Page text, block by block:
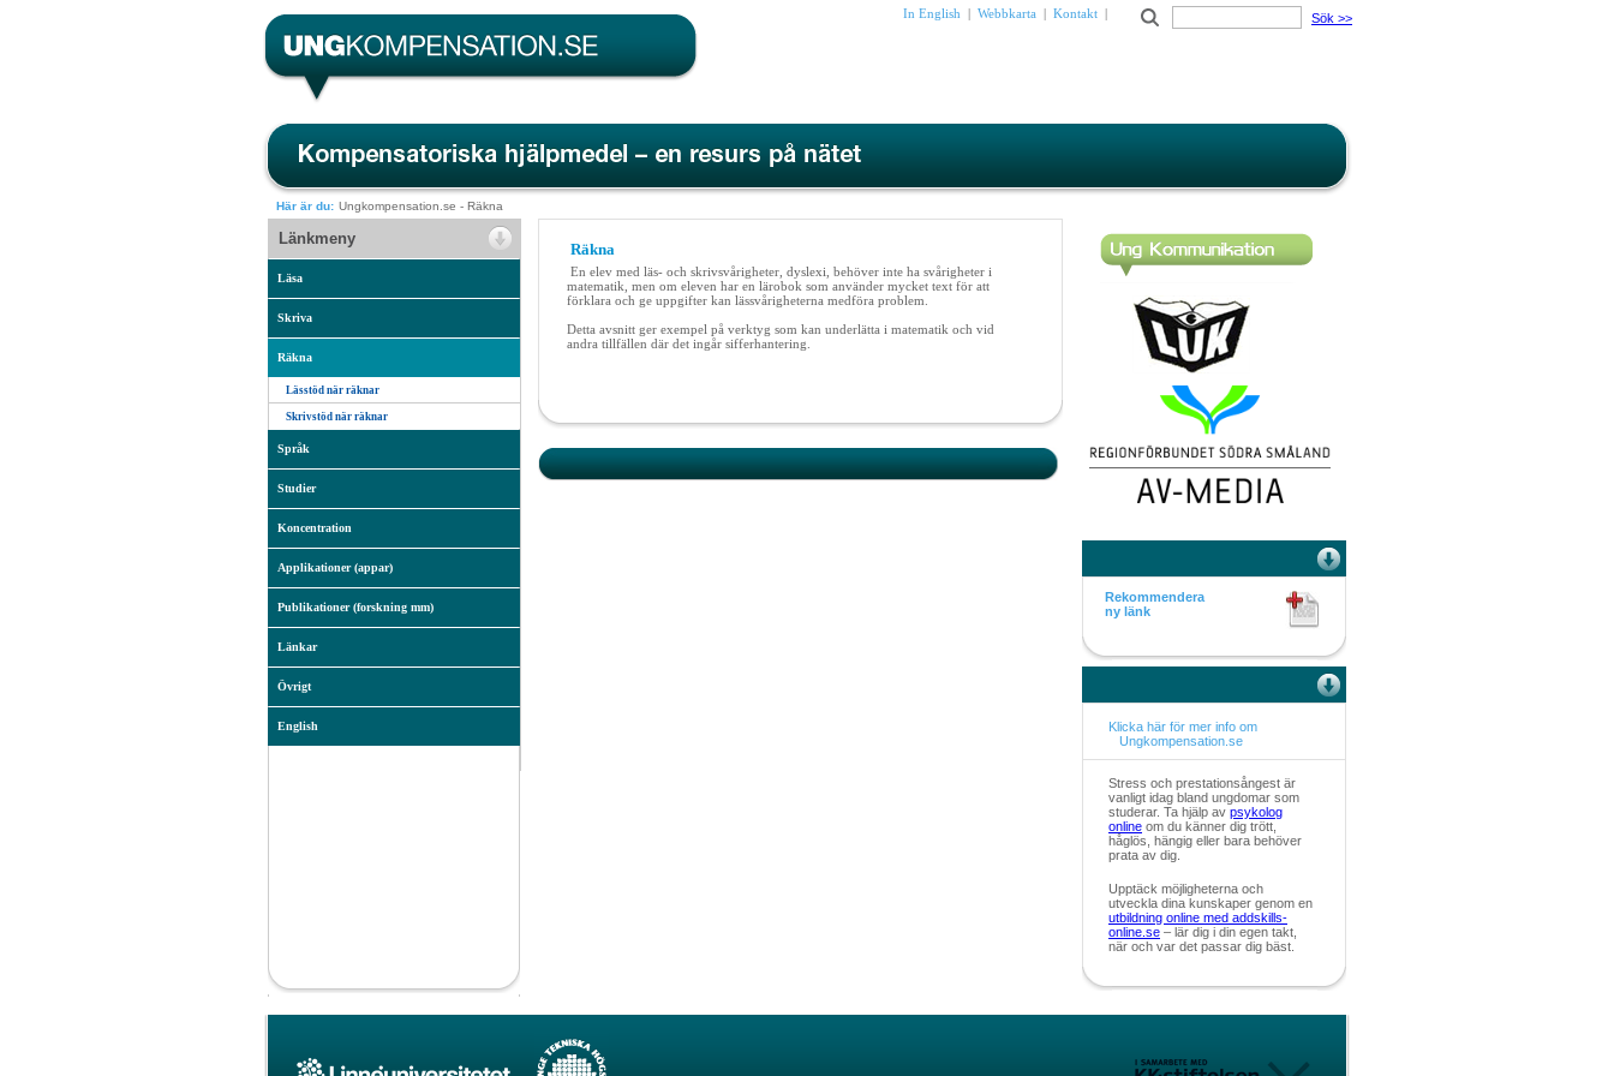
In English | Webbkarta | Kontakt | Sök >>
Här är du: Ungkompensation.se - Räkna
Länkmeny
Läsa
Skriva
Räkna
Lässtöd när räknar
Skrivstöd när räknar
Språk
Studier
Koncentration
Applikationer (appar)
Publikationer (forskning mm)
Länkar
Övrigt
English
Räkna
En elev med läs- och skrivsvårigheter, dyslexi, behöver inte ha svårigheter i
matematik, men om eleven har en lärobok som använder mycket text för att
förklara och ge uppgifter kan lässvårigheterna medföra problem.
Detta avsnitt ger exempel på verktyg som kan underlätta i matematik och vid
andra tillfällen där det ingår sifferhantering.
Rekommendera
ny länk
Klicka här för mer info om
Ungkompensation.se
Stress och prestationsångest är
vanligt idag bland ungdomar som
studerar. Ta hjälp av psykolog
online om du känner dig trött,
håglös, hängig eller bara behöver
prata av dig.
Upptäck möjligheterna och
utveckla dina kunskaper genom en
utbildning online med addskills-
online.se – lär dig i din egen takt,
när och var det passar dig bäst.